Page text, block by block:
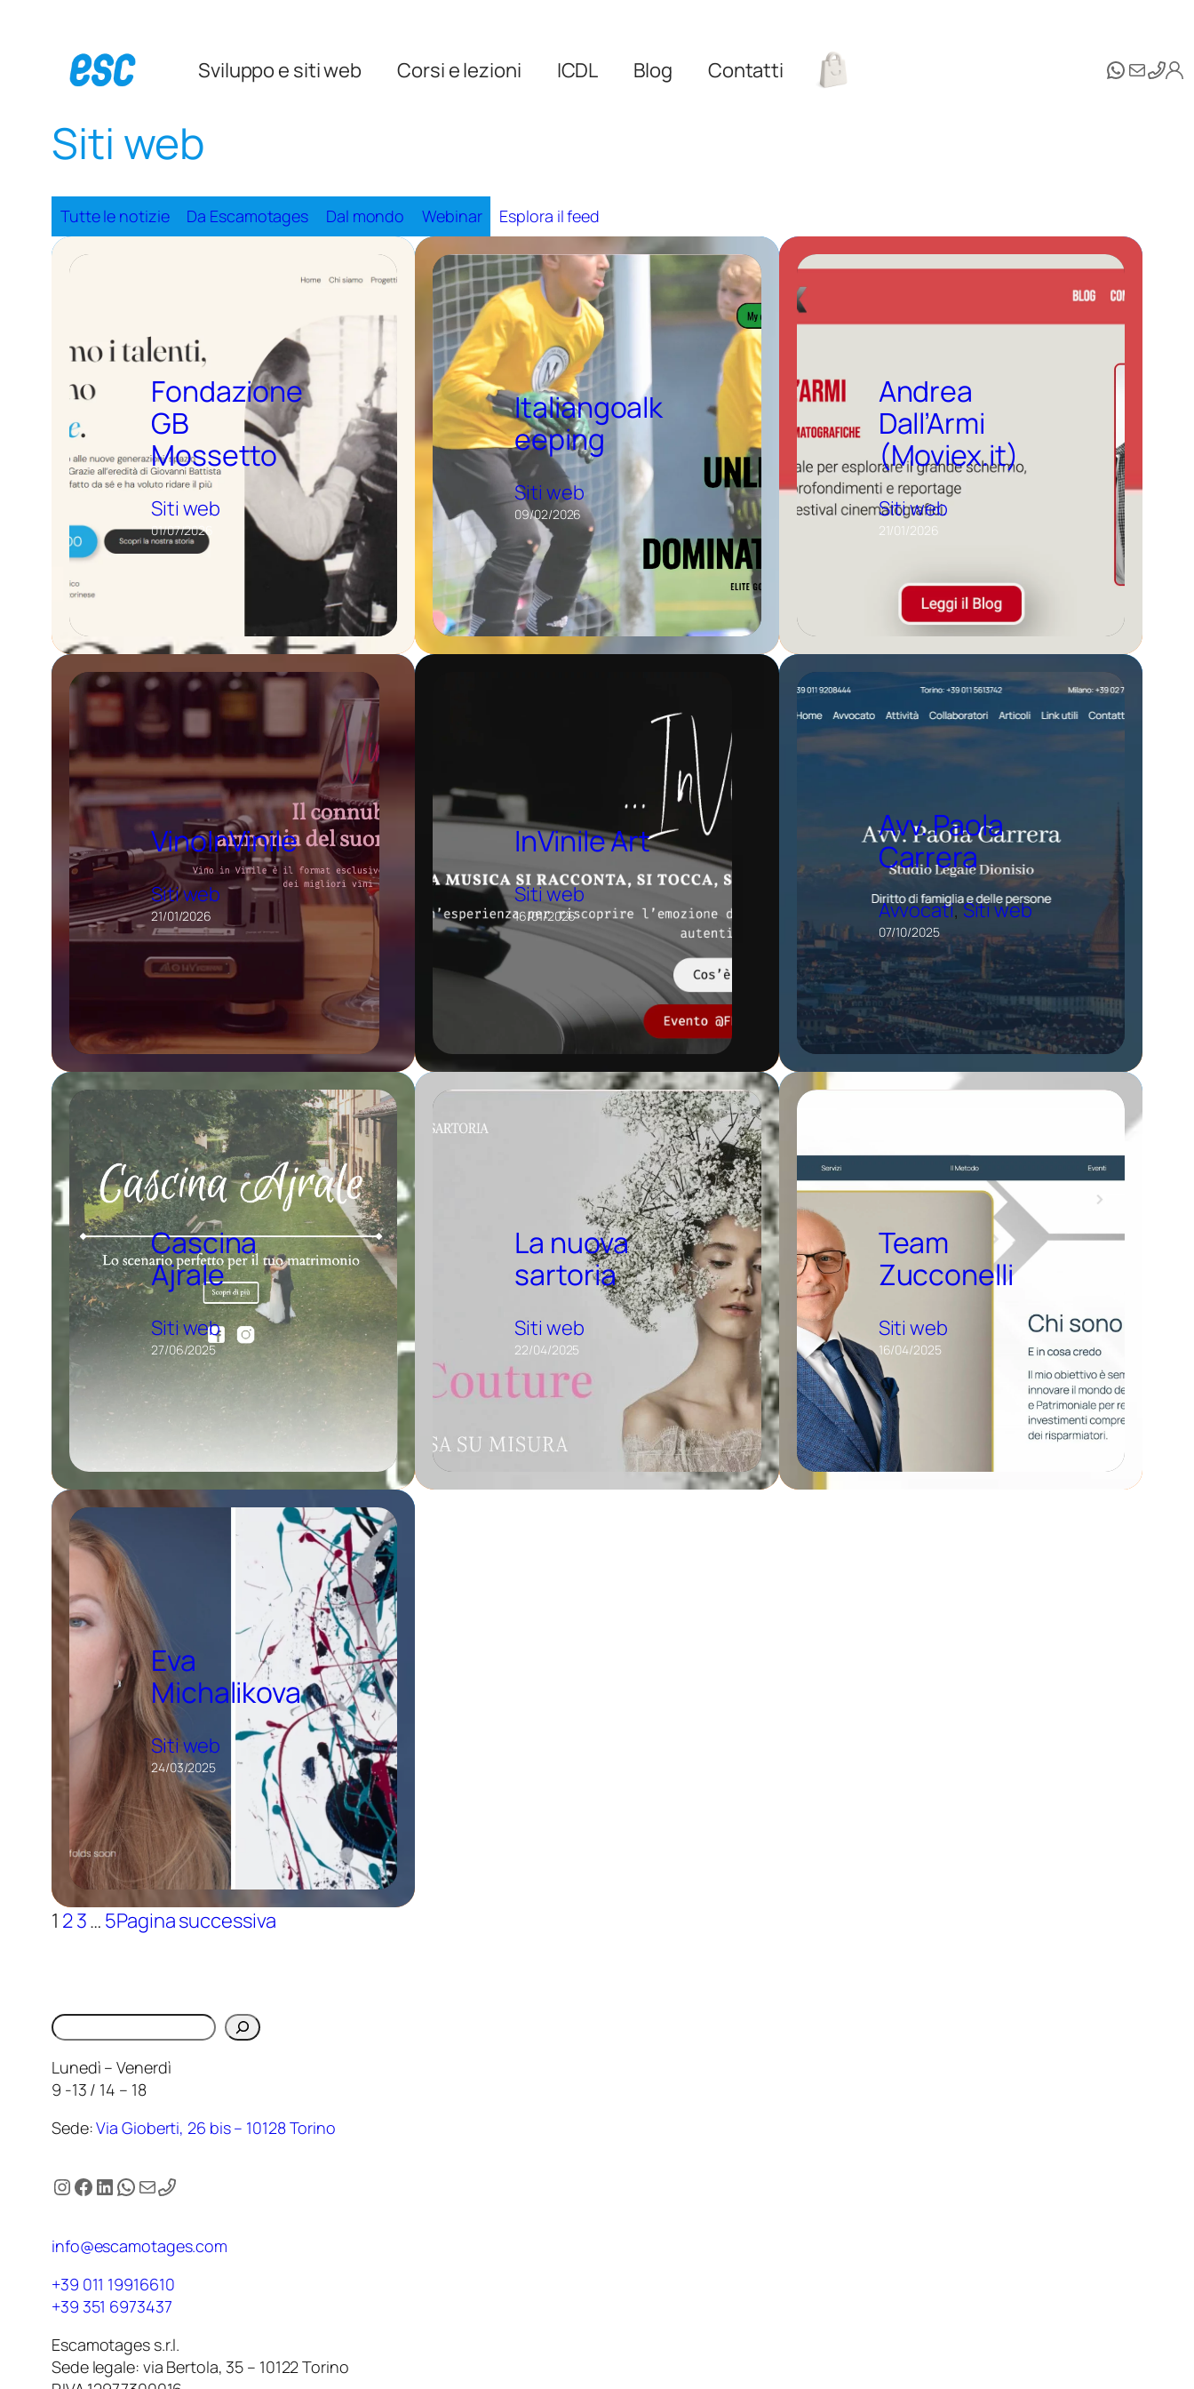
Sviluppo e siti web Corsi e lezioni ICDL Blog Contatti Email
Siti web
Tutte le notizie Da Escamotages Dal mondo Webinar Esplora il feed
Fondazione
GB
Mossetto
Siti web
01/07/2026
Italiangoalk
eeping
Siti web
09/02/2026
Andrea
Dall’Armi
(Moviex.it)
Siti web
21/01/2026
VinoInVinile
Siti web
21/01/2026
InVinile Art
Siti web
16/01/2026
Avv. Paola
Carrera
Avvocati, Siti web
07/10/2025
Cascina
Ajrale
Siti web
27/06/2025
La nuova
sartoria
Siti web
22/04/2025
Team
Zucconelli
Siti web
16/04/2025
Eva
Michalikova
Siti web
24/03/2025
1 23… 5Pagina successiva
Cerca
Lunedì – Venerdì
9 -13 / 14 – 18
Sede:Via Gioberti, 26 bis – 10128 Torino
Instagram
Facebook
LinkedIn
WhatsApp
Email
info@escamotages.com
+39 011 19916610
+39 351 6973437
Escamotages s.r.l.
Sede legale: via Bertola, 35 – 10122 Torino